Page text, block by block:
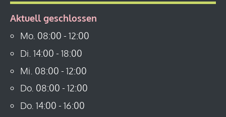
Aktuell geschlossen
Mo. 08:00 - 12:00
Di. 14:00 - 18:00
Mi. 08:00 - 12:00
Do. 08:00 - 12:00
Do. 14:00 - 16:00